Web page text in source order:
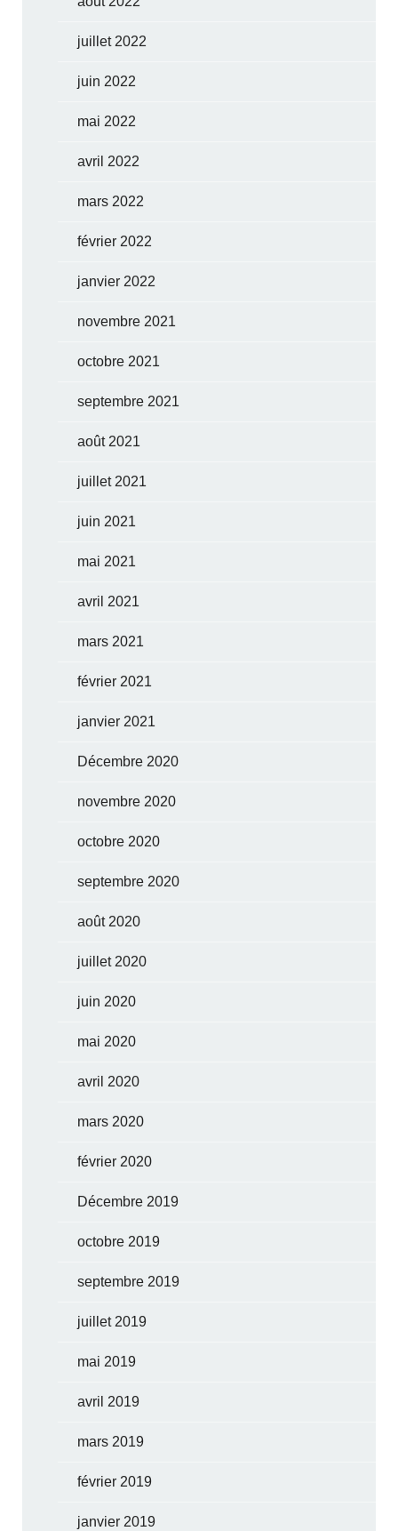
juillet 2022
juin 2022
mai 2022
avril 2022
mars 2022
février 2022
janvier 2022
novembre 2021
octobre 2021
septembre 2021
août 2021
juillet 2021
juin 2021
mai 2021
avril 2021
mars 2021
février 2021
janvier 2021
Décembre 2020
novembre 2020
octobre 2020
septembre 2020
août 2020
juillet 2020
juin 2020
mai 2020
avril 2020
mars 2020
février 2020
Décembre 2019
octobre 2019
septembre 2019
juillet 2019
mai 2019
avril 2019
mars 2019
février 2019
janvier 2019